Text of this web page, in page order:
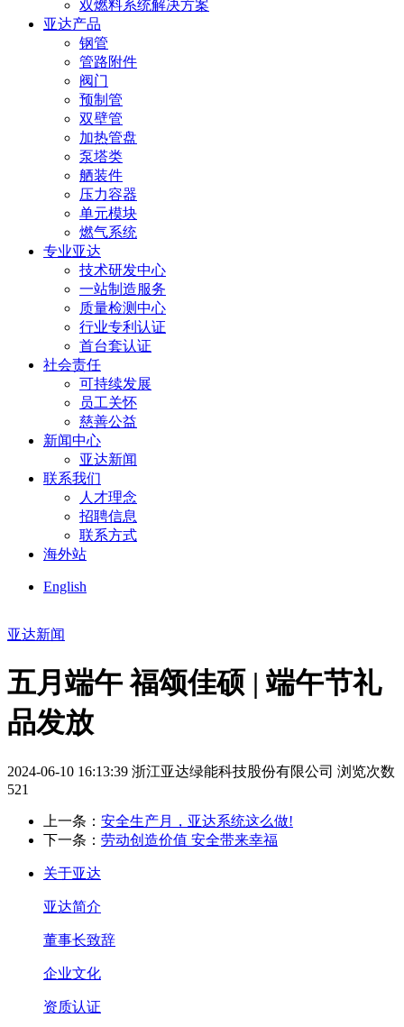
双燃料系统解决方案
亚达产品
钢管
管路附件
阀门
预制管
双壁管
加热管盘
泵塔类
舾装件
压力容器
单元模块
燃气系统
专业亚达
技术研发中心
一站制造服务
质量检测中心
行业专利认证
首台套认证
社会责任
可持续发展
员工关怀
慈善公益
新闻中心
亚达新闻
联系我们
人才理念
招聘信息
联系方式
海外站
English
亚达新闻
五月端午 福颂佳硕 | 端午节礼
品发放
2024-06-10 16:13:39 浙江亚达绿能科技股份有限公司 浏览次数
521
上一条： 安全生产月，亚达系统这么做!
下一条： 劳动创造价值 安全带来幸福
关于亚达
亚达简介
董事长致辞
企业文化
资质认证